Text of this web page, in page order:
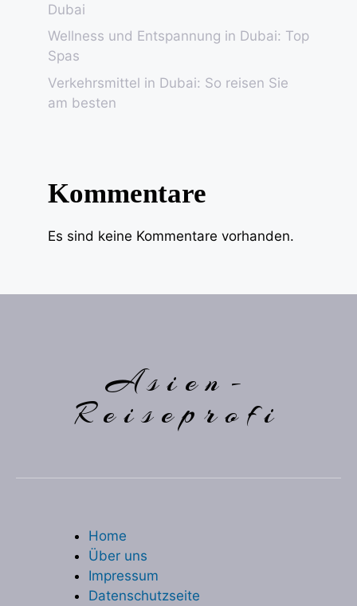
Dubai
Wellness und Entspannung in Dubai: Top
Spas
Verkehrsmittel in Dubai: So reisen Sie
am besten
Kommentare
Es sind keine Kommentare vorhanden.
Asien-
Reiseprofi
Home
Über uns
Impressum
Datenschutzseite